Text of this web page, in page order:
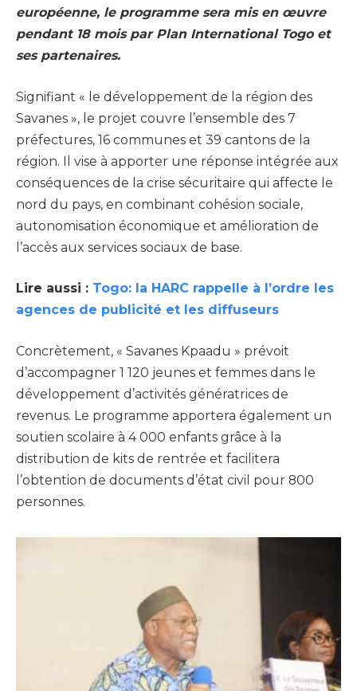
européenne, le programme sera mis en œuvre
pendant 18 mois par Plan International Togo et
ses partenaires.
Signifiant « le développement de la région des
Savanes », le projet couvre l’ensemble des 7
préfectures, 16 communes et 39 cantons de la
région. Il vise à apporter une réponse intégrée aux
conséquences de la crise sécuritaire qui affecte le
nord du pays, en combinant cohésion sociale,
autonomisation économique et amélioration de
l’accès aux services sociaux de base.
Lire aussi : Togo: la HARC rappelle à l’ordre les
agences de publicité et les diffuseurs
Concrètement, « Savanes Kpaadu » prévoit
d’accompagner 1 120 jeunes et femmes dans le
développement d’activités génératrices de
revenus. Le programme apportera également un
soutien scolaire à 4 000 enfants grâce à la
distribution de kits de rentrée et facilitera
l’obtention de documents d’état civil pour 800
personnes.